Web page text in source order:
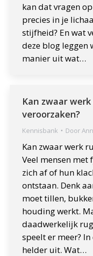
kan dat vragen
precies in je
stijfheid? En wat
deze blog leggen
manier uit wat…
Kan zwaar
veroorzaken?
Kennisbank Door
Kan zwaar werk
Veel mensen met
zich af of hun
ontstaan. Denk
moet tillen,
houding werkt.
daadwerkelijk
speelt er meer?
helder uit. Wat…